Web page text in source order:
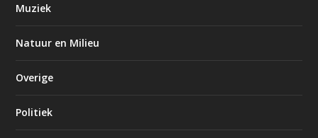
Muziek
Natuur en Milieu
Overige
Politiek